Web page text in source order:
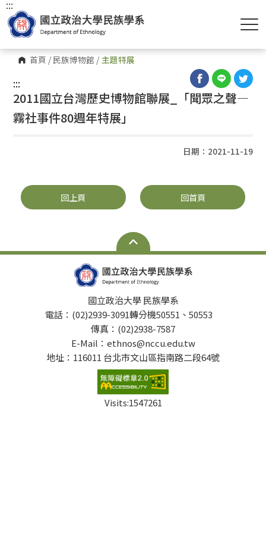
首頁 / 民族博物館 / 主題特展
:::
:::
2011國立台灣歷史博物館聯展_「聞眾之聲—
霧社事件80週年特展」
日期：2021-11-19
回上頁 回首頁
國立政治大學 民族學系
電話：(02)2939-3091轉分機50551、50553
傳真：(02)2938-7587
E-Mail：ethnos@nccu.edu.tw
地址：116011 台北市文山區指南路二段64號
Visits:1547261